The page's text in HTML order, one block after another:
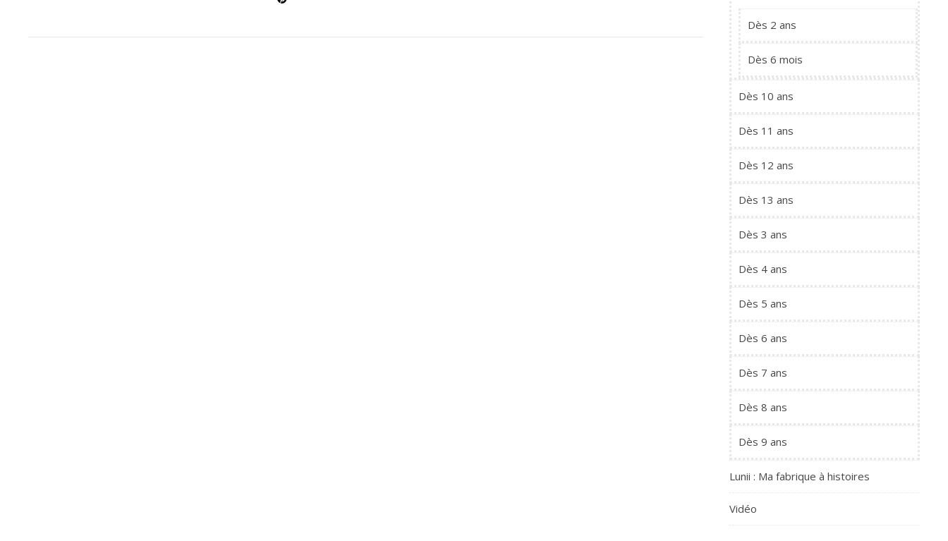
Dès 2 ans
Dès 6 mois
Dès 10 ans
Dès 11 ans
Dès 12 ans
Dès 13 ans
Dès 3 ans
Dès 4 ans
Dès 5 ans
Dès 6 ans
Dès 7 ans
Dès 8 ans
Dès 9 ans
Lunii : Ma fabrique à histoires
Vidéo